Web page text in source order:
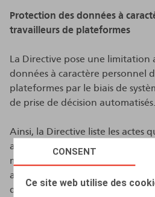
CONSENT
Ce site web utilise des
Protection des données à
travailleurs de plateformes
La Directive pose une limitation
données à caractère personnel
plateformes par le biais de
de prise de décision automatisés.
Ainsi, la Directive liste les actes
aucun cas accomplir les
moyen de ces systèmes de
automatisés. Il s’agit par
données concernant l’état